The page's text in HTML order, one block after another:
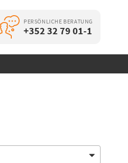
PERSÖNLICHE BERATUNG
+352 32 79 01-1